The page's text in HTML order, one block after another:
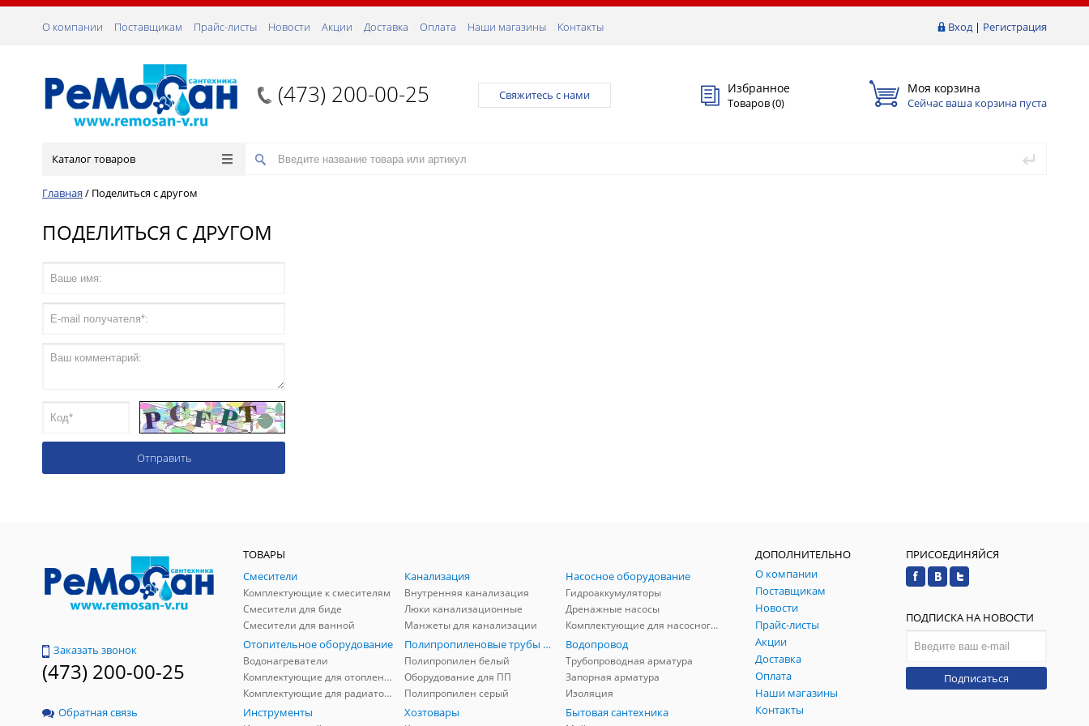
Вход| Регистрация
О компании Поставщикам Прайс-листы Новости Акции Доставка Оплата Наши магазины Контакты
(473) 200-00-25 Свяжитесь с нами Избранное
Товаров (0)
Моя корзина
Сейчас ваша корзина пуста
Каталог товаров
Главная / Поделиться с другом
ПОДЕЛИТЬСЯ С ДРУГОМ
Заказать звонок
(473) 200-00-25
Обратная связь
ТОВАРЫ
Смесители
Комплектующие к смесителям
Смесители для биде
Смесители для ванной
Канализация
Внутренняя канализация
Люки канализационные
Манжеты для канализации
Насосное оборудование
Гидроаккумуляторы
Дренажные насосы
Комплектующие для насосного оборудования
Отопительное оборудование
Водонагреватели
Комплектующие для отопления
Комплектующие для радиаторов
Полипропиленовые трубы и фитинги
Полипропилен белый
Оборудование для ПП
Полипропилен серый
Водопровод
Трубопроводная арматура
Запорная арматура
Изоляция
Инструменты Хозтовары Бытовая сантехника
ДОПОЛНИТЕЛЬНО
О компании
Поставщикам
Новости
Прайс-листы
Акции
Доставка
Оплата
Наши магазины
Контакты
ПРИСОЕДИНЯЙСЯ
ПОДПИСКА НА НОВОСТИ
Подписаться